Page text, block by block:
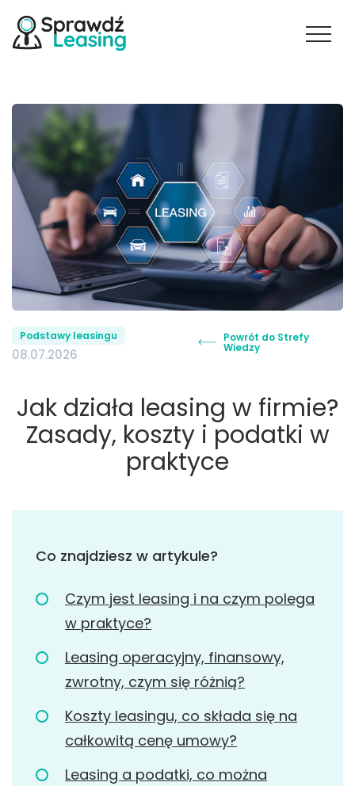
Podstawy leasingu
08.07.2026
Powrót do Strefy
Wiedzy
Jak działa leasing w firmie?
Zasady, koszty i podatki w
praktyce
Co znajdziesz w artykule?
Czym jest leasing i na czym polega
w praktyce?
Leasing operacyjny, finansowy,
zwrotny, czym się różnią?
Koszty leasingu, co składa się na
całkowitą cenę umowy?
Leasing a podatki, co można